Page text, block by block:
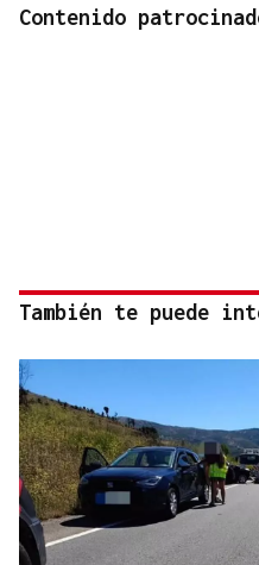
Contenido
También te puede